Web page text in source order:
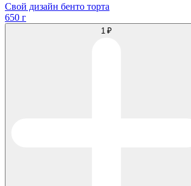
Свой дизайн бенто торта
650 г
1 ₽